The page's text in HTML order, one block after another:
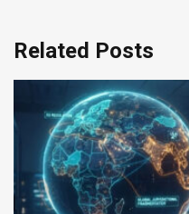
Related Posts